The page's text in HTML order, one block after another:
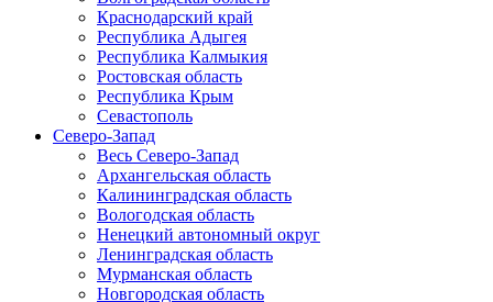
Краснодарский край
Республика Адыгея
Республика Калмыкия
Ростовская область
Республика Крым
Севастополь
Северо-Запад
Весь Северо-Запад
Архангельская область
Калининградская область
Вологодская область
Ненецкий автономный округ
Ленинградская область
Мурманская область
Новгородская область